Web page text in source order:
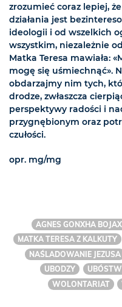
zrozumieć coraz lepiej,
działania jest
ideologii i od wszelkich
wszystkim, niezależnie
Matka Teresa mawiała:
mogę się uśmiechnąć».
obdarzajmy nim tych,
drodze, zwłaszcza
perspektywy radości i
przygnębionym oraz
czułości.
opr. mg/mg
AGNES GONXHA
MATKA TERESA Z KALKUTY
NAŚLADOWANIE JEZUSA
UBODZY
WOLONTARIAT